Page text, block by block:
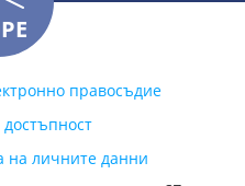
правосъдие
на личните данни